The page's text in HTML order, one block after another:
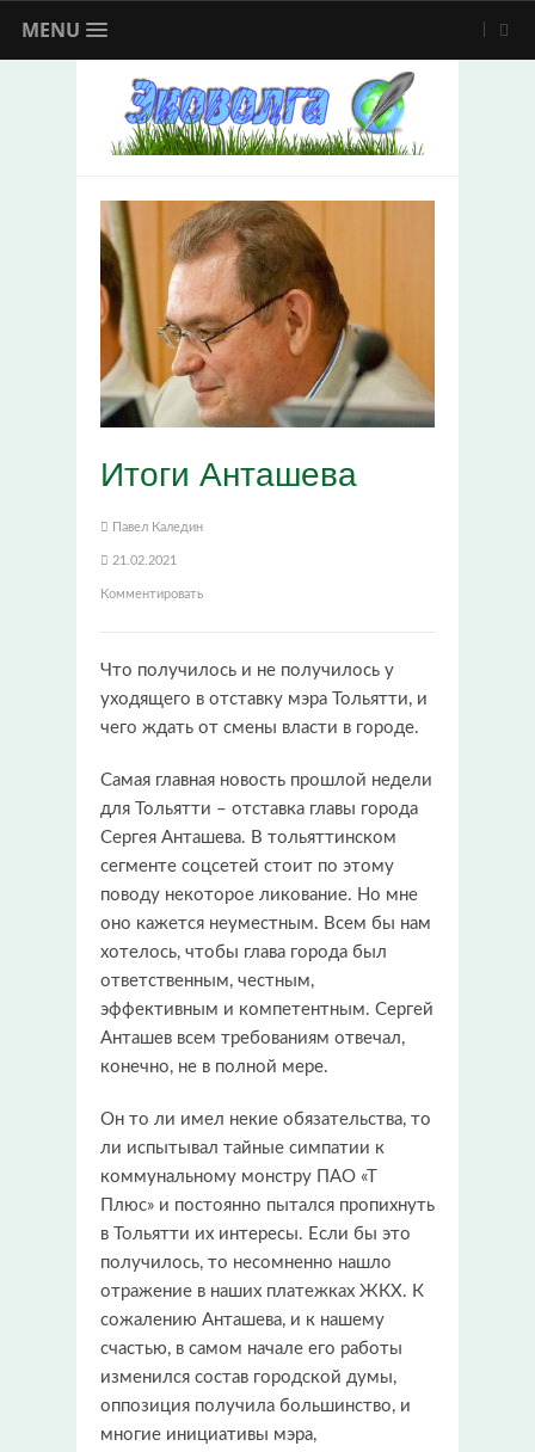
MENU
Итоги Анташева
Павел Каледин
21.02.2021
Комментировать
Что получилось и не получилось у
уходящего в отставку мэра Тольятти, и
чего ждать от смены власти в городе.
Самая главная новость прошлой недели
для Тольятти – отставка главы города
Сергея Анташева. В тольяттинском
сегменте соцсетей стоит по этому
поводу некоторое ликование. Но мне
оно кажется неуместным. Всем бы нам
хотелось, чтобы глава города был
ответственным, честным,
эффективным и компетентным. Сергей
Анташев всем требованиям отвечал,
конечно, не в полной мере.
Он то ли имел некие обязательства, то
ли испытывал тайные симпатии к
коммунальному монстру ПАО «Т
Плюс» и постоянно пытался пропихнуть
в Тольятти их интересы. Если бы это
получилось, то несомненно нашло
отражение в наших платежках ЖКХ. К
сожалению Анташева, и к нашему
счастью, в самом начале его работы
изменился состав городской думы,
оппозиция получила большинство, и
многие инициативы мэра,